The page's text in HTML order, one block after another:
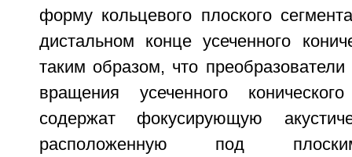
форму кольцевого плоского
дистальном конце усеченного
таким образом, что
вращения усеченного
содержат фокусирующую
расположенную под